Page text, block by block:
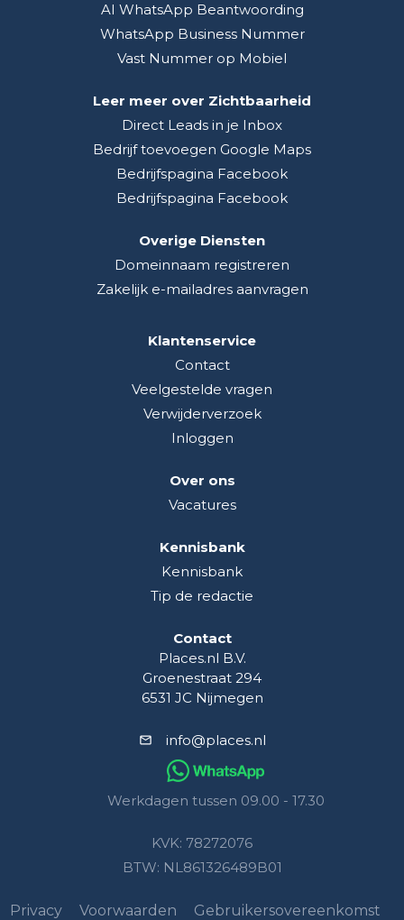
AI WhatsApp Beantwoording
WhatsApp Business Nummer
Vast Nummer op Mobiel
Leer meer over Zichtbaarheid
Direct Leads in je Inbox
Bedrijf toevoegen Google Maps
Bedrijfspagina Facebook
Bedrijfspagina Facebook
Overige Diensten
Domeinnaam registreren
Zakelijk e-mailadres aanvragen
Klantenservice
Contact
Veelgestelde vragen
Verwijderverzoek
Inloggen
Over ons
Vacatures
Kennisbank
Kennisbank
Tip de redactie
Contact
Places.nl B.V.
Groenestraat 294
6531 JC Nijmegen
info@places.nl
Werkdagen tussen 09.00 - 17.30
KVK: 78272076
BTW: NL861326489B01
Privacy Voorwaarden Gebruikersovereenkomst